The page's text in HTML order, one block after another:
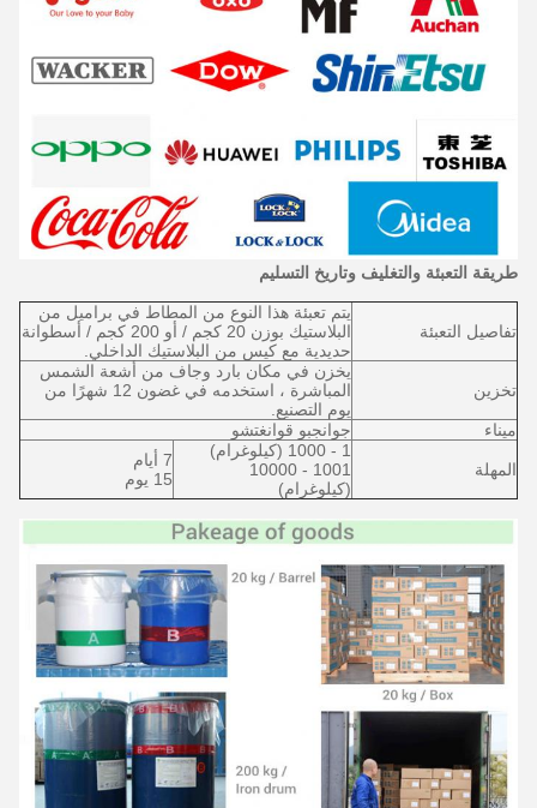
طريقة التعبئة والتغليف وتاريخ التسليم
تفاصيل التعبئة
يتم تعبئة هذا النوع من المطاط في براميل من
البلاستيك بوزن 20 كجم / أو 200 كجم / أسطوانة
حديدية مع كيس من البلاستيك الداخلي.
تخزين
يخزن في مكان بارد وجاف من أشعة الشمس
المباشرة ، استخدمه في غضون 12 شهرًا من
يوم التصنيع.
ميناء
جوانجبو قوانغتشو
المهلة
1 - 1000 (كيلوغرام)
1001 - 10000
(كيلوغرام)
7 أيام
15 يوم